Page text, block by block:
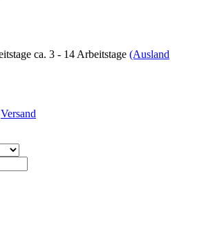
ca. 3 - 14 Arbeitstage (Ausland
Versand